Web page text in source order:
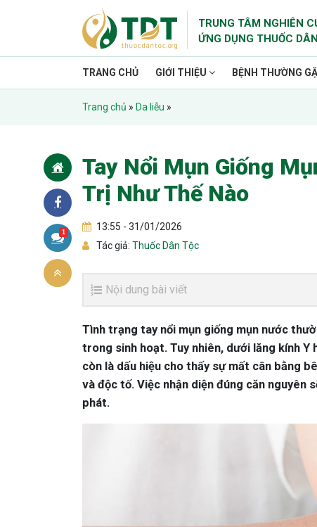
TRUNG TÂM NGHIÊN
ỨNG DỤNG THUỐC
TRANG CHỦ GIỚI THIỆU BỆNH THƯỜNG
Trang chủ » Da liễu »
Tay Nổi Mụn Giống
Trị Như Thế Nào
13:55 - 31/01/2026
Tác giả: Thuốc Dân Tộc
1
Nội dung bài viết
Tình trạng tay nổi mụn giống mụn nước
trong sinh hoạt. Tuy nhiên, dưới lăng kính Y
còn là dấu hiệu cho thấy sự mất cân bằng
và độc tố. Việc nhận diện đúng căn
phát.